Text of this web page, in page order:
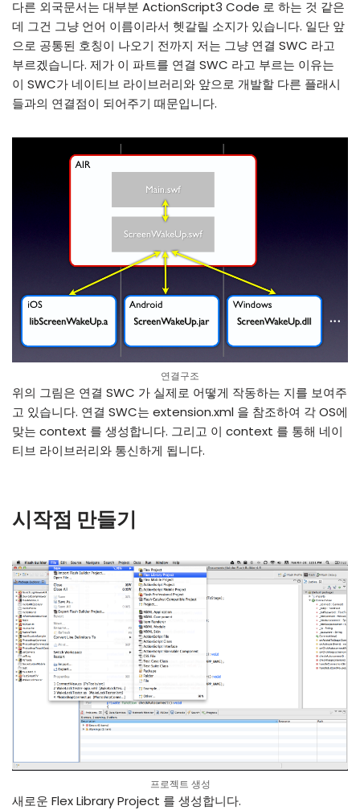
다른 외국문서는 대부분 ActionScript3 Code 로 하는 것 같은
데 그건 그냥 언어 이름이라서 헷갈릴 소지가 있습니다. 일단 앞
으로 공통된 호칭이 나오기 전까지 저는 그냥 연결 SWC 라고
부르겠습니다. 제가 이 파트를 연결 SWC 라고 부르는 이유는
이 SWC가 네이티브 라이브러리와 앞으로 개발할 다른 플래시
들과의 연결점이 되어주기 때문입니다.
연결구조
위의 그림은 연결 SWC 가 실제로 어떻게 작동하는 지를 보여주
고 있습니다. 연결 SWC는 extension.xml 을 참조하여 각 OS에
맞는 context 를 생성합니다. 그리고 이 context 를 통해 네이
티브 라이브러리와 통신하게 됩니다.
시작점 만들기
프로젝트 생성
새로운 Flex Library Project 를 생성합니다.